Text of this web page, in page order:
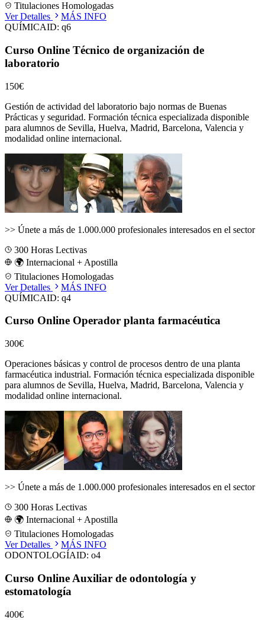
Titulaciones Homologadas
Ver Detalles
MÁS INFO
QUÍMICAID: q6
Curso Online Técnico de organización de
laboratorio
150€
Gestión de actividad del laboratorio bajo normas de Buenas
Prácticas y seguridad. Formación técnica especializada disponible
para alumnos de Sevilla, Huelva, Madrid, Barcelona, Valencia y
modalidad online internacional.
>> Únete a más de 1.000.000 profesionales interesados en el sector
300 Horas Lectivas
🌍 Internacional + Apostilla
Titulaciones Homologadas
Ver Detalles
MÁS INFO
QUÍMICAID: q4
Curso Online Operador planta farmacéutica
300€
Operaciones básicas y control de procesos dentro de una planta
farmacéutica industrial. Formación técnica especializada disponible
para alumnos de Sevilla, Huelva, Madrid, Barcelona, Valencia y
modalidad online internacional.
>> Únete a más de 1.000.000 profesionales interesados en el sector
300 Horas Lectivas
🌍 Internacional + Apostilla
Titulaciones Homologadas
Ver Detalles
MÁS INFO
ODONTOLOGÍAID: o4
Curso Online Auxiliar de odontología y
estomatología
400€